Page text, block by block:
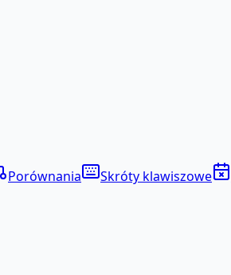
Porównania Skróty klawiszowe